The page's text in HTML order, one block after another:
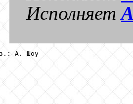
Исполняет
А. Шоу